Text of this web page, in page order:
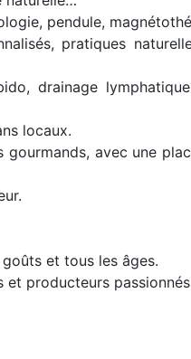
pendule,
pratiques
drainage
locaux.
avec une
et tous les âges.
et producteurs